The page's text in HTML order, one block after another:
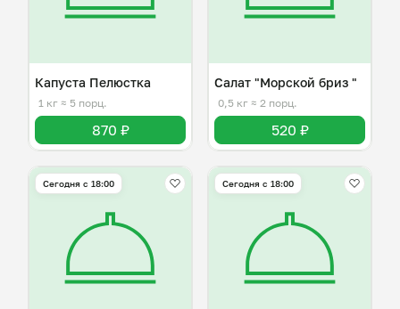
Капуста Пелюстка
1 кг ≈ 5 порц.
870 ₽
Салат "Морской бриз "
0,5 кг ≈ 2 порц.
520 ₽
Сегодня с 18:00 Сегодня с 18:00